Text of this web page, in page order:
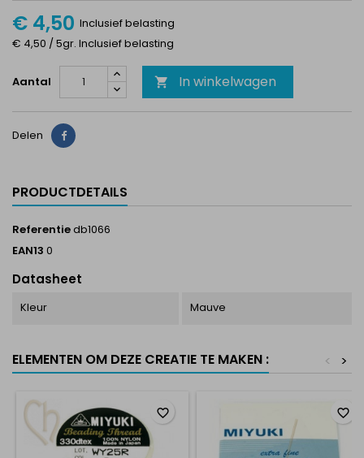
€ 4,50 Inclusief belasting
€ 4,50 / 5gr. Inclusief belasting
Aantal  In winkelwagen
Delen Delen
PRODUCTDETAILS
Referentiedb1066
EAN13 0
Datasheet
Kleur Mauve
ELEMENTEN OM DEZE CREATIE TE MAKEN : >
<
favorite_border favorite_border